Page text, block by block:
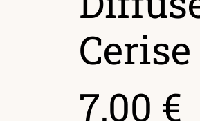
Cerise
7,00 €